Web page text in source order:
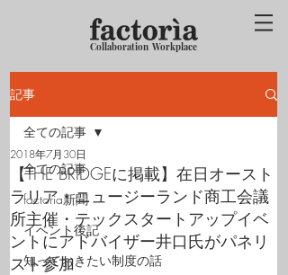
Collaboration Workplace
記事
全ての記事
factoria新聞
イベント後記
知っておきたい制度の話
全ての記事
【THE BRIDGEに掲載】在日オースト
ラリア・ニュージーランド商工会議
所主催・テックスタートアップイベ
ントにアドバイザー井口氏がパネリ
スト参加
2018年7月30日